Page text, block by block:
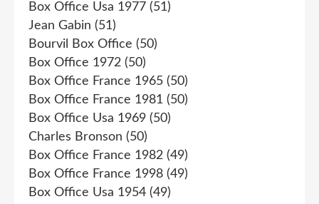
Box Office Usa 1977 (51)
Jean Gabin (51)
Bourvil Box Office (50)
Box Office 1972 (50)
Box Office France 1965 (50)
Box Office France 1981 (50)
Box Office Usa 1969 (50)
Charles Bronson (50)
Box Office France 1982 (49)
Box Office France 1998 (49)
Box Office Usa 1954 (49)